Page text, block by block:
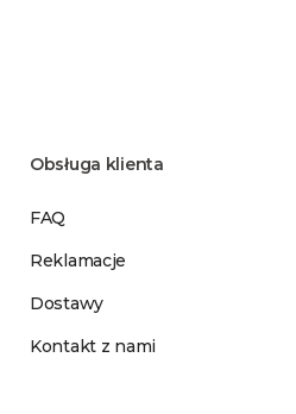
Obsługa klienta
FAQ
Reklamacje
Dostawy
Kontakt z nami